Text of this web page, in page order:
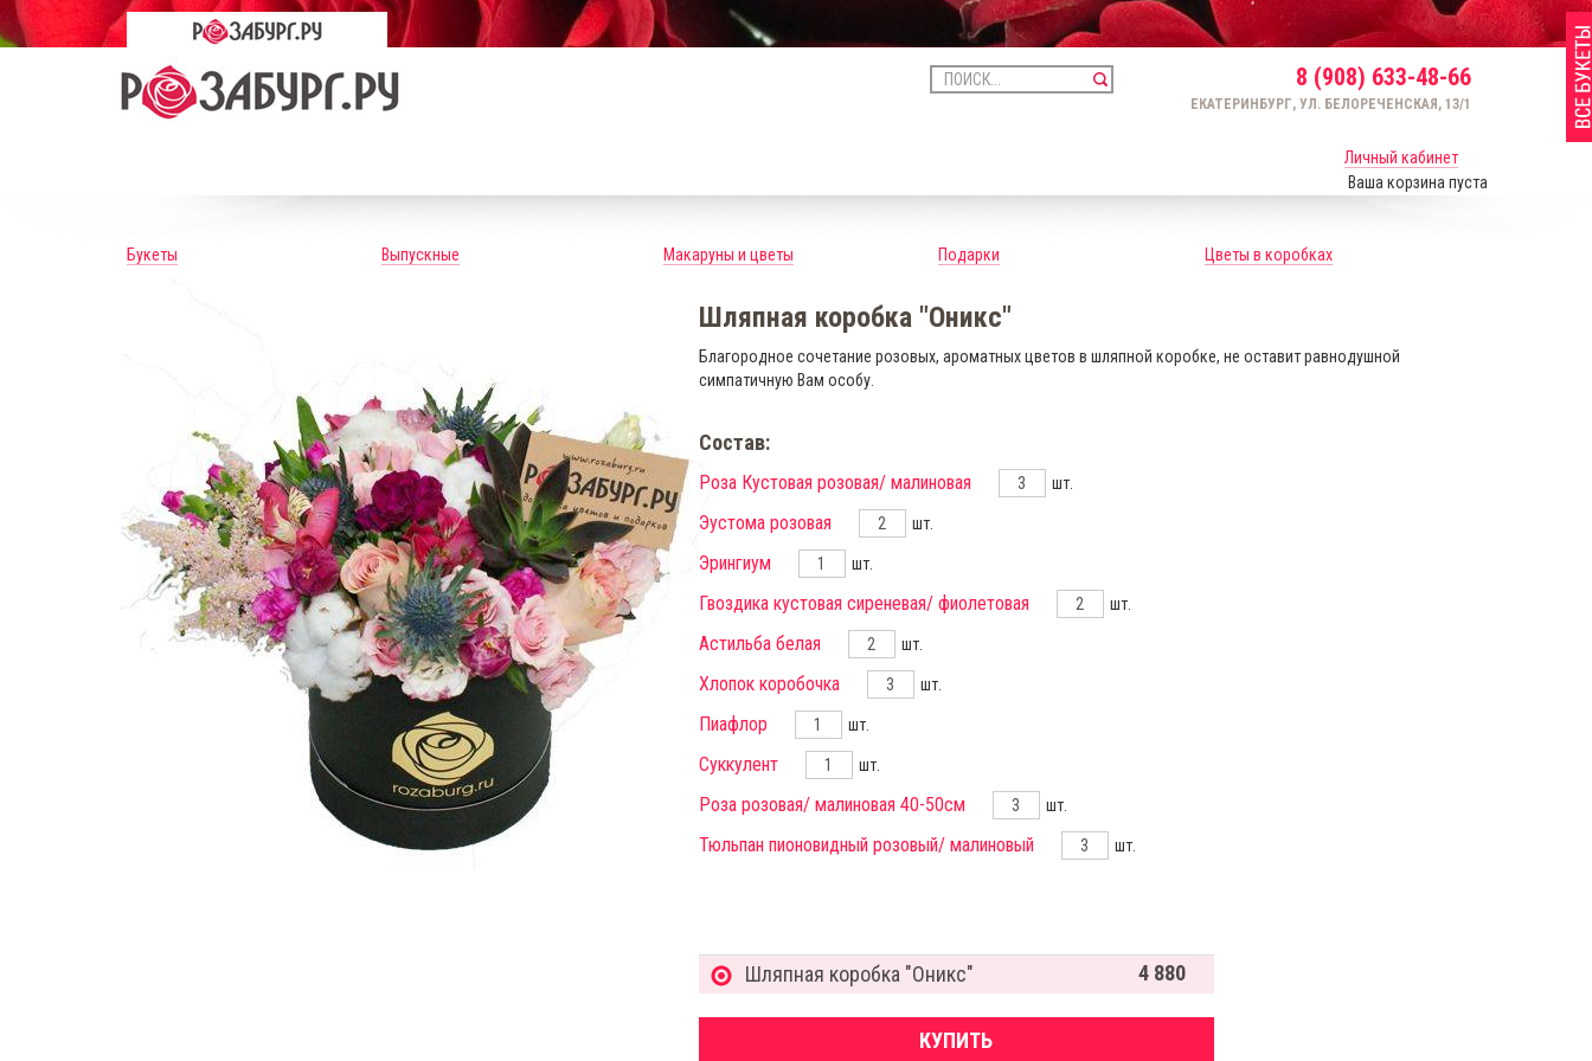
8 (908) 633-48-66
ЕКАТЕРИНБУРГ, УЛ. БЕЛОРЕЧЕНСКАЯ, 13/1
Личный кабинет
Ваша корзина пуста
Букеты Выпускные Макаруны и цветы Подарки Цветы в коробках
Шляпная коробка "Оникс"
Благородное сочетание розовых, ароматных цветов в шляпной коробке, не оставит равнодушной
симпатичную Вам особу.
Состав:
Роза Кустовая розовая/ малиновая шт.
Эустома розовая шт.
Эрингиум шт.
Гвоздика кустовая сиреневая/ фиолетовая шт.
Астильба белая шт.
Хлопок коробочка шт.
Пиафлор шт.
Суккулент шт.
Роза розовая/ малиновая 40-50см шт.
Тюльпан пионовидный розовый/ малиновый шт.
Шляпная коробка "Оникс" 4 880
КУПИТЬ